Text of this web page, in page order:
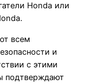
Honda или
всем
и
с этими
подтверждают